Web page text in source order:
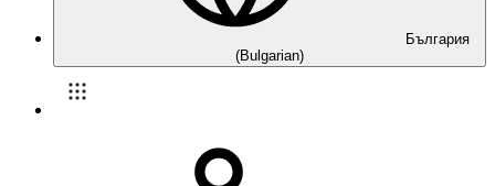
България
(Bulgarian)